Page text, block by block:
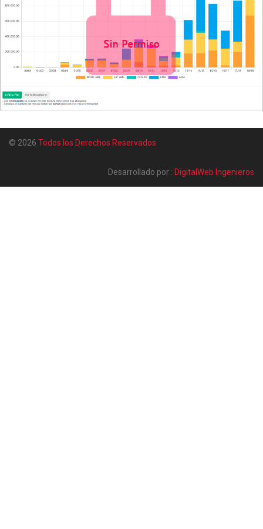
© 2026 Todos los Derechos Reservados
Desarrollado por : DigitalWeb Ingenieros